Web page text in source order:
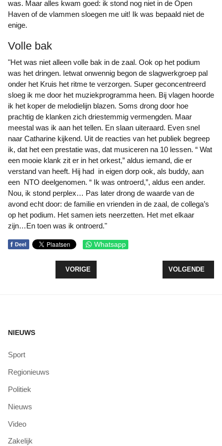
was. Maar alles kwam goed: ik stond nog niet in de Open
Haven of de vlammen sloegen me uit! Ik was bepaald niet de
enige.
Volle bak
"Het was niet alleen volle bak in de zaal. Ook op het podium
was het dringen. Ietwat onwennig begon de slagwerkgroep pal
onder het Kruis het ritme te verzorgen. Super geconcentreerd
sloeg ik me door het muziekprogramma heen. Bij vlagen hoorde
ik het koper de melodielijn blazen. Soms drong door hoe
prachtig de klanken zich driestemmig vermengden. Maar
meestal was ik aan het tellen. En slaan uiteraard. Even snel
naar Catharine kijkend. Uit de reacties van het publiek begreep
ik, dat het een prestatie was, dat musiceren na 10 lessen. “ Wat
een mooie klank zit er in het orkest,” aldus iemand, die er
verstand van heeft. Hij had in eigen dorp ook, als buddy, aan
een NTO deelgenomen. “ Ik was ontroerd,”, aldus een ander.
Nou, ik stond perplex… Pas later drong de waarde van de
avond echt door: de familie en vrienden in de zaal, de collega’s
op het podium. Het samen iets neerzetten. Het met elkaar
zijn…En toen was ik ontroerd."
f Deel Whatsapp
VORIG ARTIKEL: HENGELSPORTERS EN
VORIGE VOLGENDE
VOLGENDE
NIEUWS
Sport
Regionieuws
Politiek
Nieuws
Video
Zakelijk